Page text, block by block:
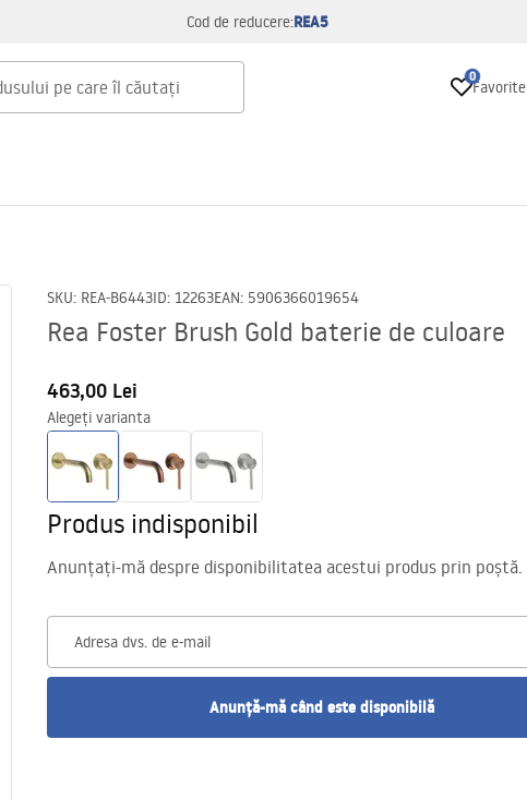
Cod de reducere:REA5
0
Favorite
SKU: REA-B6443ID: 12263EAN: 5906366019654
Rea Foster Brush Gold baterie de culoare
463,00 Lei
Alegeți varianta
Produs indisponibil
Anunțați-mă despre disponibilitatea acestui produs prin poștă.
Adresa dvs. de e-mail
Anunță-mă când este disponibilă